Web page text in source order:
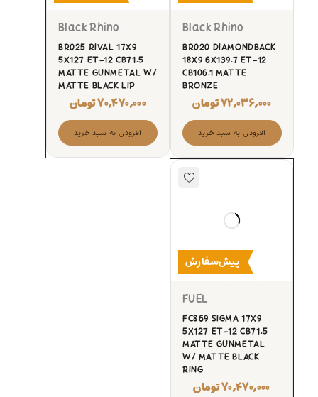
Black Rhino
BR020 DIAMONDBACK
18X9 6X139.7 ET-12
CB106.1 MATTE
BRONZE
۷۲,۰۳۶,۰۰۰تومان
افزودن به سبد خرید
Black Rhino
BR025 RIVAL 17X9
5X127 ET-12 CB71.5
MATTE GUNMETAL W/
MATTE BLACK LIP
۷۰,۴۷۰,۰۰۰تومان
افزودن به سبد خرید
پیش‌سفارش
FUEL
FC869 SIGMA 17X9
5X127 ET-12 CB71.5
MATTE GUNMETAL
W/ MATTE BLACK
RING
۷۰,۴۷۰,۰۰۰تومان